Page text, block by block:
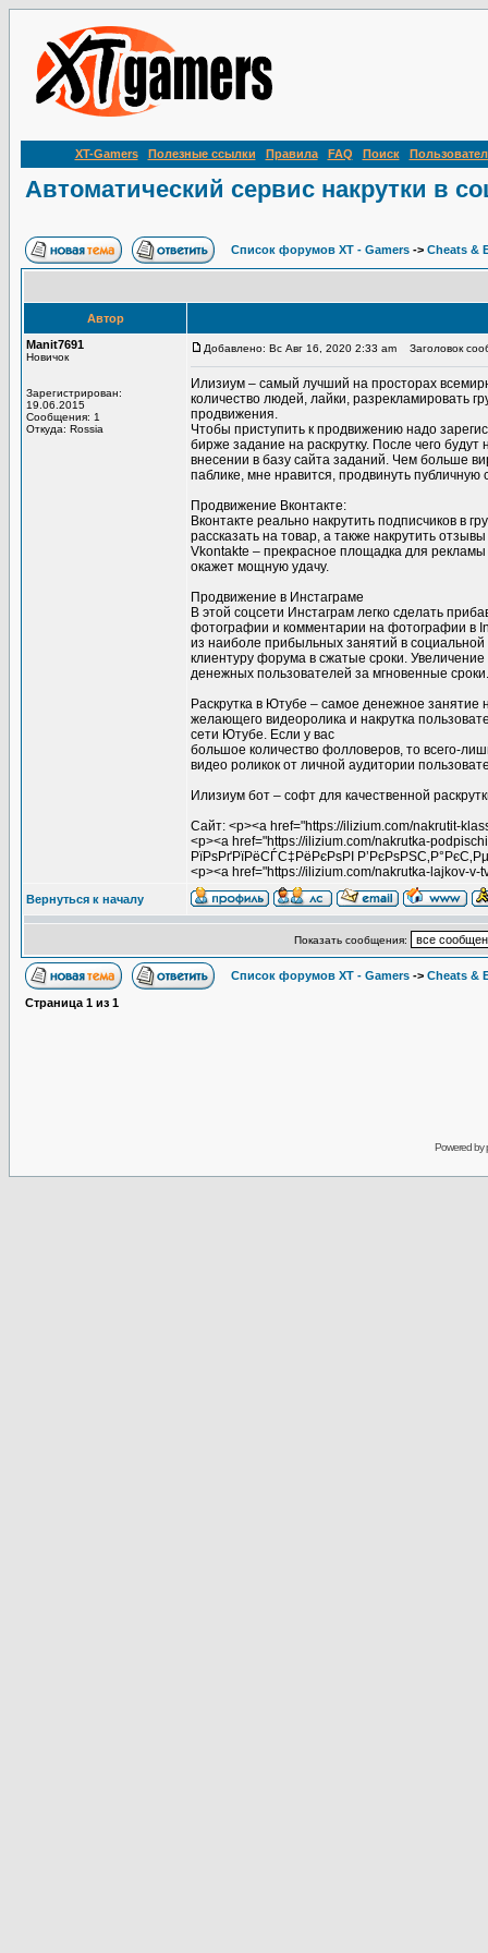
XT-Gamers Полезные ссылки Правила FAQ Поиск
Автоматический сервис накрутки в
Список форумов XT - Gamers -> Cheats &
Автор
Manit7691
Новичок
Зарегистрирован:
19.06.2015
Сообщения: 1
Откуда: Rossia
Добавлено: Вс Авг 16, 2020 2:33 am Заголовок
Илизиум – самый лучший на просторах
количество людей, лайки, разрекламировать
продвижения.
Чтобы приступить к продвижению надо
бирже задание на раскрутку. После чего
внесении в базу сайта заданий. Чем больше
паблике, мне нравится, продвинуть публичную
Продвижение Вконтакте:
Вконтакте реально накрутить подписчиков в
рассказать на товар, а также накрутить отзывы
Vkontakte – прекрасное площадка для
окажет мощную удачу.
Продвижение в Инстаграме
В этой соцсети Инстаграм легко сделать
фотографии и комментарии на фотографии в
из наиболе прибыльных занятий в
клиентуру форума в сжатые сроки.
денежных пользователей за мгновенные сроки.
Раскрутка в Ютубе – самое денежное
желающего видеоролика и накрутка
сети Ютубе. Если у вас
большое количество фолловеров, то всего-
видео роликок от личной аудитории
Илизиум бот – софт для качественной
Сайт: <p><a href="https://ilizium.com/nakrutit-
<p><a href="https://ilizium.com/nakrutka-
РїРѕРґРїРёСЃС‡РёРєРѕРІ
<p><a href="https://ilizium.com/nakrutka-lajkov-
Вернуться к началу
Показать сообщения:
Список форумов XT - Gamers -> Cheats &
Страница 1 из 1
Powered by